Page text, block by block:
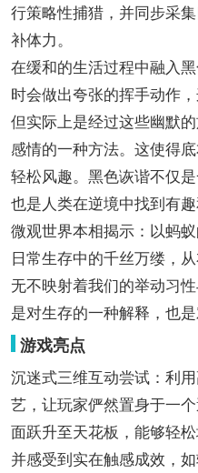
行策略性捕猎，并同步采
补体力。
在缓和的生活过程中融入
时会做出夸张的挥手动作
但实际上是经过这些幽默
感情的一种方法。这使得
轻松风趣。黑色诙谐不仅
也是人类在逆境中找到有趣
微观世界本相揭示：以蚂
日常生存中的千丝万缕，
无不映射着我们的举动习
是对生存的一种解释，也
游戏亮点
沉迷式三维互动尝试：利
艺，让玩家俨然置身于一
面跃升至天花板，能够轻
并感受到实在触感成效，